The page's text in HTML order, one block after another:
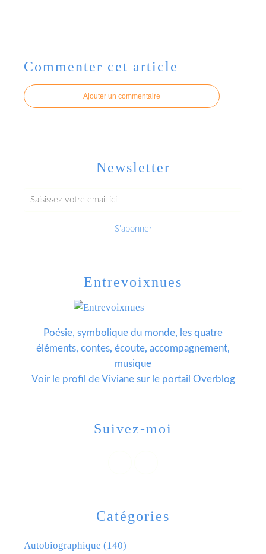
Commenter cet article
Ajouter un commentaire
Newsletter
Catégories
Autobiographique (140)
Entrevoixnues
Poésie, symbolique du monde, les quatre
éléments, contes, écoute, accompagnement,
musique
Voir le profil deVivianesur le portail Overblog
Suivez-moi